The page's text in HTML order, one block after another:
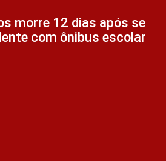
morre 12 dias após se
com ônibus escolar